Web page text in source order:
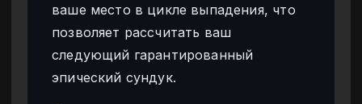
ваше место в цикле выпадения, что
позволяет рассчитать ваш
следующий гарантированный
эпический сундук.